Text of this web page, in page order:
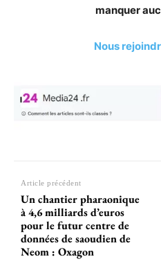
manquer
Nous
Article précédent
Un chantier pharaonique
à 4,6 milliards d’euros
pour le futur centre de
données de saoudien de
Neom : Oxagon